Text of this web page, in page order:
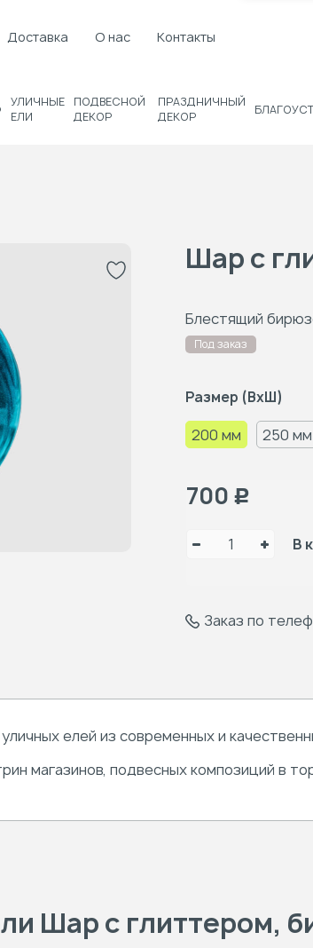
Доставка О нас Контакты
УЛИЧНЫЕ
ЕЛИ
ПОДВЕСНОЙ
ДЕКОР
ПРАЗДНИЧНЫЙ
ДЕКОР
Шар с
Блестящий
Под заказ
Размер (ВxШ)
200 мм 250 мм
700 Р
В
Заказ по
елей из современных и
магазинов, подвесных композиций в
Шар с глиттером,